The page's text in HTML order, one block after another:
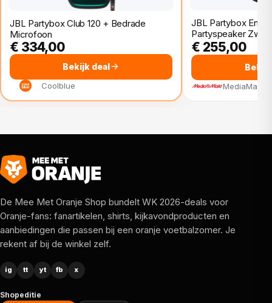
JBL Partybox Club 120 + Bedrade
Microfoon
€ 334,00
Bekijk deal
Coolblue
JBL Partybox
Partyspeaker Zwart
€ 255,00
MediaMarkt
De Mee Met Oranje Shop bundelt WK 2026-deals voor
Oranje-fans: fanartikelen, shirts, kijkavondproducten en
aanbiedingen die passen bij een oranje voetbalzomer. Je
rekent af bij de winkel zelf.
ig tt yt fb x
Shopeditie